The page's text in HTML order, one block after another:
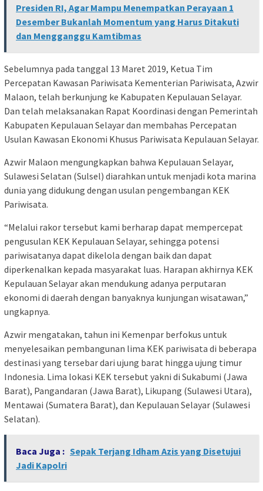
Presiden RI, Agar Mampu Menempatkan Perayaan 1
Desember Bukanlah Momentum yang Harus Ditakuti
dan Mengganggu Kamtibmas
Sebelumnya pada tanggal 13 Maret 2019, Ketua Tim
Percepatan Kawasan Pariwisata Kementerian Pariwisata, Azwir
Malaon, telah berkunjung ke Kabupaten Kepulauan Selayar.
Dan telah melaksanakan Rapat Koordinasi dengan Pemerintah
Kabupaten Kepulauan Selayar dan membahas Percepatan
Usulan Kawasan Ekonomi Khusus Pariwisata Kepulauan Selayar.
Azwir Malaon mengungkapkan bahwa Kepulauan Selayar,
Sulawesi Selatan (Sulsel) diarahkan untuk menjadi kota marina
dunia yang didukung dengan usulan pengembangan KEK
Pariwisata.
“Melalui rakor tersebut kami berharap dapat mempercepat
pengusulan KEK Kepulauan Selayar, sehingga potensi
pariwisatanya dapat dikelola dengan baik dan dapat
diperkenalkan kepada masyarakat luas. Harapan akhirnya KEK
Kepulauan Selayar akan mendukung adanya perputaran
ekonomi di daerah dengan banyaknya kunjungan wisatawan,”
ungkapnya.
Azwir mengatakan, tahun ini Kemenpar berfokus untuk
menyelesaikan pembangunan lima KEK pariwisata di beberapa
destinasi yang tersebar dari ujung barat hingga ujung timur
Indonesia. Lima lokasi KEK tersebut yakni di Sukabumi (Jawa
Barat), Pangandaran (Jawa Barat), Likupang (Sulawesi Utara),
Mentawai (Sumatera Barat), dan Kepulauan Selayar (Sulawesi
Selatan).
Baca Juga : Sepak Terjang Idham Azis yang Disetujui
Jadi Kapolri